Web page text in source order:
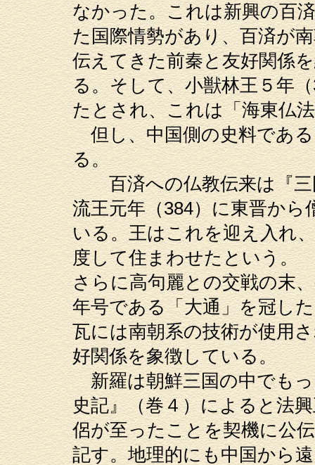
なかった。これは新興の百
た国際情勢があり、百済が
伝えてきた前秦と友好関係
る。そして、小獣林王５年
たとされ、これは「海東仏
但し、中国側の史料である
る。
百済への仏教伝来は『三
流王元年（384）に東晋か
いる。王はこれを迎え入れ
度して住まわせたという。
さらに高句麗との交戦の末
年号である「大通」を冠し
瓦には南朝系の技術が使用
好関係を象徴している。
新羅は朝鮮三国の中でもっ
史記』（巻４）によると法
侶が至ったことを契機に公
記す。地理的にも中国から